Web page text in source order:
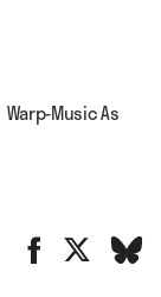
Warp-Music As